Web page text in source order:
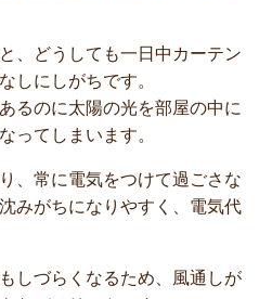
、どうしても一日中カーテン
しにしがちです。
るのに太陽の光を部屋の中に
ってしまいます。
、常に電気をつけて過ごさな
みがちになりやすく、電気代
しづらくなるため、風通しが